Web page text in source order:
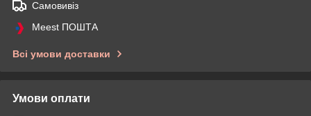
Самовивіз
Meest ПОШТА
Всі умови доставки
Умови оплати